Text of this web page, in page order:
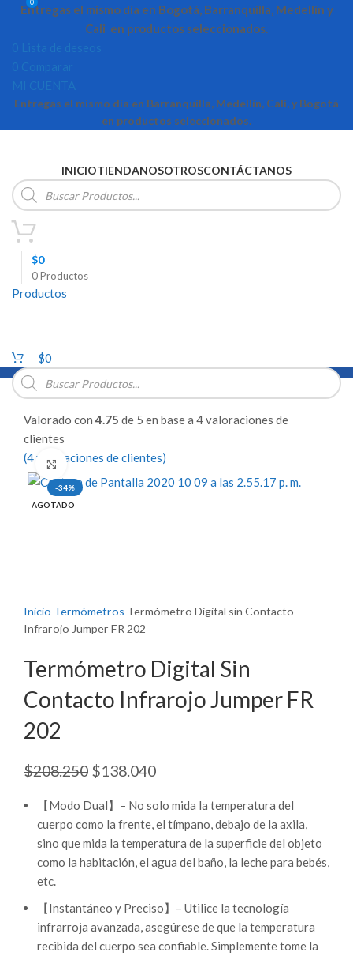
Entregas el mismo día en Bogotá, Barranquilla, Medellín y
Cali en productos seleccionados.
0 Lista de deseos
0 Comparar
MI CUENTA
Entregas el mismo día en Barranquilla, Medellín, Cali, y Bogotá
en productos seleccionados.
INICIOTIENDANOSOTROSCONTÁCTANOS
Búsqueda
de
productos
0Productos
$0
Productos
0
$0
Búsqueda
de
productos
Valorado con4.75 de 5 en base a 4valoraciones de
clientes
(4valoraciones de clientes)
-34%
AGOTADO
Click para ampliar
Inicio Termómetros Termómetro Digital sin Contacto
Infrarojo Jumper FR 202
Termómetro Digital Sin
Contacto Infrarojo Jumper FR
202
$208.250 El
original
era:
$208.250.
$138.040
actual
es:
$138.040.
【Modo Dual】– No solo mida la temperatura del
cuerpo como la frente, el tímpano, debajo de la axila,
sino que mida la temperatura de la superficie del objeto
como la habitación, el agua del baño, la leche para bebés,
etc.
【Instantáneo y Preciso】– Utilice la tecnología
infrarroja avanzada, asegúrese de que la temperatura
recibida del cuerpo sea confiable. Simplemente tome la